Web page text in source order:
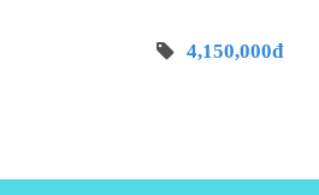
4,150,000đ